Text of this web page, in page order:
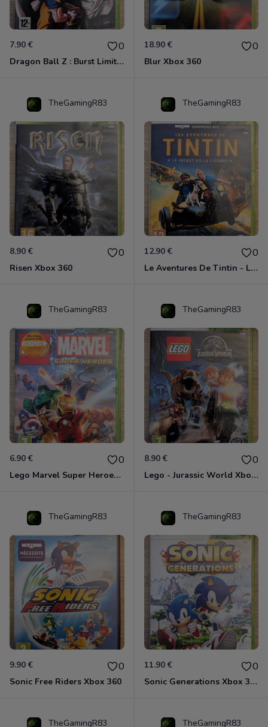
7.90 € 0
Dragon Ball Z : Burst Limit Xbox 360
18.90 € 0
Blur Xbox 360
TheGamingR83
8.90 € 0
Risen Xbox 360
TheGamingR83
12.90 € 0
Le Aventures De Tintin - Le Secret De La Licorne Xbox 360
TheGamingR83
6.90 € 0
Lego Marvel Super Heroes Xbox 360
TheGamingR83
8.90 € 0
Lego - Jurassic World Xbox 360
TheGamingR83
9.90 € 0
Sonic Free Riders Xbox 360
TheGamingR83
11.90 € 0
Sonic Generations Xbox 360
TheGamingR83 TheGamingR83